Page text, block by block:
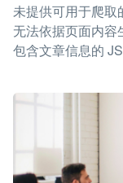
未提供可用于爬取
无法依据页面内容
包含文章信息的